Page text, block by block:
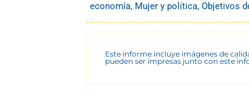
economía, Mujer y política, Objetivos
Este informe incluye imágenes de
pueden ser impresas junto con este